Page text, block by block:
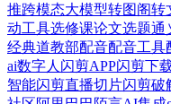
推跨模态大模型转图阁转
动工具选修课论文选题通
经典道教部配音配音工具
ai数字人 闪剪APP闪剪下
智能闪剪直播切片闪剪破